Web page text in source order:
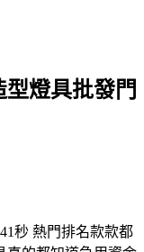
燈具批發門
秒 熱門排名款款都